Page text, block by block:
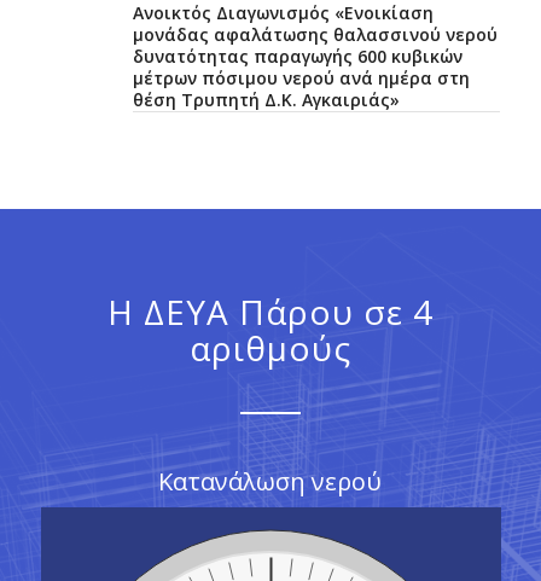
Ανοικτός Διαγωνισμός «Ενοικίαση
μονάδας αφαλάτωσης θαλασσινού νερού
δυνατότητας παραγωγής 600 κυβικών
μέτρων πόσιμου νερού ανά ημέρα στη
θέση Τρυπητή Δ.Κ. Αγκαιριάς»
Η ΔΕΥΑ Πάρου σε 4
αριθμούς
Κατανάλωση νερού